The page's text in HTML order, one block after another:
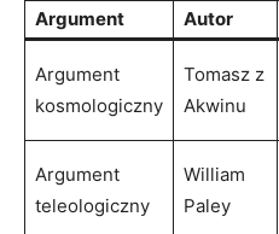
Argument Autor
Argument
kosmologiczny
Tomasz z
Akwinu
Argument
teleologiczny
William
Paley